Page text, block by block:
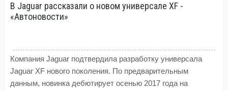
В Jaguar рассказали о новом универсале XF -
«Автоновости»
Компания Jaguar подтвердила разработку универсала
Jaguar XF нового поколения. По предварительным
данным, новинка дебютирует осенью 2017 года на